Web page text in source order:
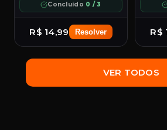
Concluído 0 / 3
R$ 14,99 Resolver R$
VER TODOS